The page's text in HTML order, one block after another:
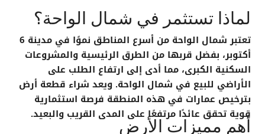
لماذا تستثمر في شمال الواحة؟
تعتبرشمال الواحة
من أسرع المناطق نموًا في مدينة 6
أكتوبر، بفضل قربها من الطرق الرئيسية والمشروعات
السكنية الكبرى، مما أدى إلى ارتفاع الطلب على
الأراضي للبيع في شمال الواحة. ويعد شراء قطعة أرض
بترخيص عمارات في هذه المنطقة فرصة استثمارية
قوية تحقق عائدًا مرتفعًا على المدى القريب والبعيد.
أهم مميزات الأرض